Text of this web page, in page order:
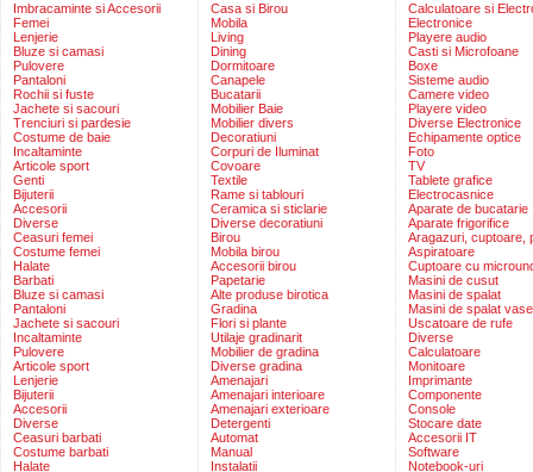
Imbracaminte si Accesorii
Femei
Lenjerie
Bluze si camasi
Pulovere
Pantaloni
Rochii si fuste
Jachete si sacouri
Trenciuri si pardesie
Costume de baie
Incaltaminte
Articole sport
Genti
Bijuterii
Accesorii
Diverse
Ceasuri femei
Costume femei
Halate
Barbati
Bluze si camasi
Pantaloni
Jachete si sacouri
Incaltaminte
Pulovere
Articole sport
Lenjerie
Bijuterii
Accesorii
Diverse
Ceasuri barbati
Costume barbati
Halate
Casa si Birou
Mobila
Living
Dining
Dormitoare
Canapele
Bucatarii
Mobilier Baie
Mobilier divers
Decoratiuni
Corpuri de Iluminat
Covoare
Textile
Rame si tablouri
Ceramica si sticlarie
Diverse decoratiuni
Birou
Mobila birou
Accesorii birou
Papetarie
Alte produse birotica
Gradina
Flori si plante
Utilaje gradinarit
Mobilier de gradina
Diverse gradina
Amenajari
Amenajari interioare
Amenajari exterioare
Detergenti
Automat
Manual
Instalatii
Calculatoare si
Electronice
Playere audio
Casti si Microfoane
Boxe
Sisteme audio
Camere video
Playere video
Diverse Electronice
Echipamente optice
Foto
TV
Tablete grafice
Electrocasnice
Aparate de bucatarie
Aparate frigorifice
Aragazuri, cuptoare,
Aspiratoare
Cuptoare cu
Masini de cusut
Masini de spalat
Masini de spalat vase
Uscatoare de rufe
Diverse
Calculatoare
Monitoare
Imprimante
Componente
Console
Stocare date
Accesorii IT
Software
Notebook-uri